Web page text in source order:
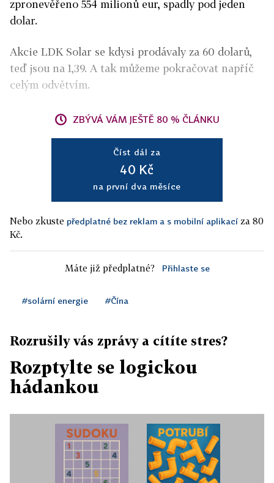
zpronevěřeno 554 milionů eur, spadly pod jeden
dolar.
Akcie LDK Solar se kdysi prodávaly za 60 dolarů,
teď jsou na 1,39. A tak můžeme pokračovat napříč
celým odvětvím.
ZBÝVÁ VÁM JEŠTĚ 80 % ČLÁNKU
Číst dál za
40 Kč
na první dva měsíce
Nebo zkuste předplatné bez reklam a s mobilní aplikací za 80
Kč.
Máte již předplatné? Přihlaste se
#solární energie #Čína
Rozrušily vás zprávy a cítíte stres?
Rozptylte se logickou
hádankou